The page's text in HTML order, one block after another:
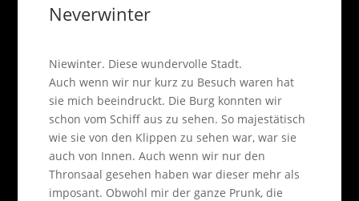
Neverwinter
Niewinter. Diese wundervolle Stadt.
Auch wenn wir nur kurz zu Besuch waren hat
sie mich beeindruckt. Die Burg konnten wir
schon vom Schiff aus zu sehen. So majestätisch
wie sie von den Klippen zu sehen war, war sie
auch von Innen. Auch wenn wir nur den
Thronsaal gesehen haben war dieser mehr als
imposant. Obwohl mir der ganze Prunk, die